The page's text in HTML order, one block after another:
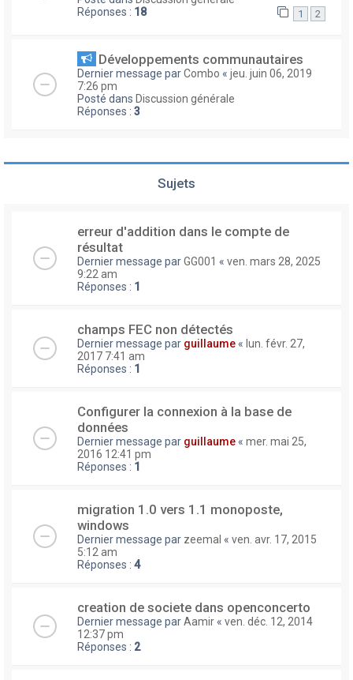
Réponses : 18 1 2
Développements communautaires
Dernier message parCombo « jeu. juin 06, 2019
7:26 pm
Posté dans Discussion générale
Réponses : 3
Sujets
erreur d'addition dans le compte de
résultat
Dernier message parGG001 « ven. mars 28, 2025
9:22 am
Réponses : 1
champs FEC non détectés
Dernier message par guillaume « lun. févr. 27,
2017 7:41 am
Réponses : 1
Configurer la connexion à la base de
données
Dernier message par guillaume « mer. mai 25,
2016 12:41 pm
Réponses : 1
migration 1.0 vers 1.1 monoposte,
windows
Dernier message par zeemal « ven. avr. 17, 2015
5:12 am
Réponses : 4
creation de societe dans openconcerto
Dernier message parAamir « ven. déc. 12, 2014
12:37 pm
Réponses : 2